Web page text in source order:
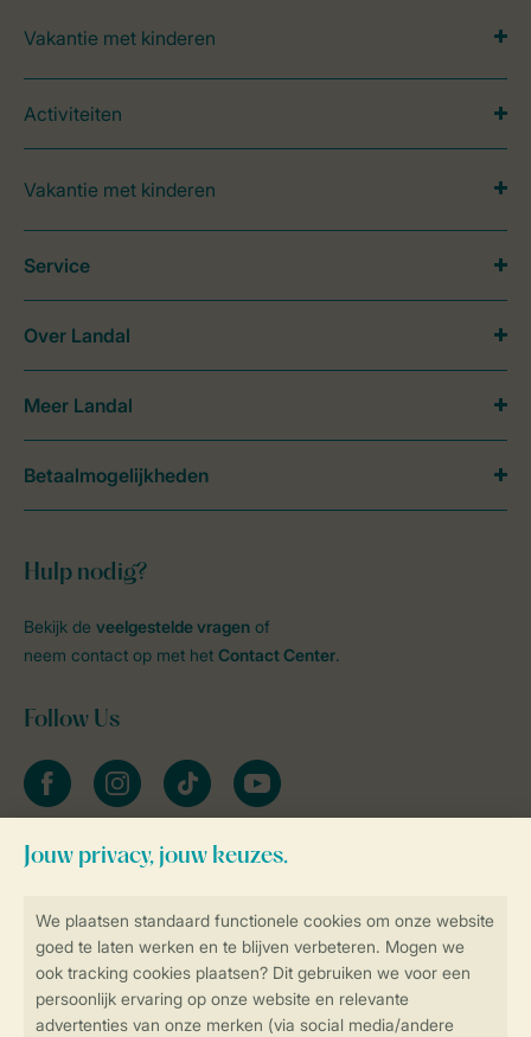
Veilig en snel online boeken
Veilige gegevensoverdracht
Vakantie met kinderen
Activiteiten
Vakantie met kinderen
Hulp nodig?
Bekijk de veelgestelde vragen of
neem contact op met het Contact Center.
Follow Us
facebookinstagramtiktok youtube
Blijf op de hoogte
Service
Over Landal
Meer Landal
Betaalmogelijkheden